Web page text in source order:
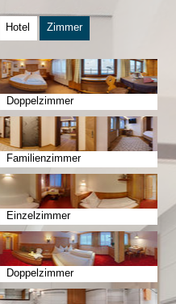
Hotel Zimmer
Doppelzimmer
Familienzimmer
Einzelzimmer
Doppelzimmer